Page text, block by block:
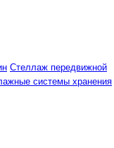
Стеллаж передвижной
системы хранения